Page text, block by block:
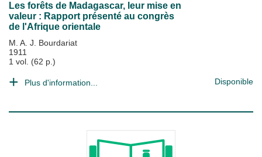
Les forêts de Madagascar, leur mise en
valeur : Rapport présenté au congrès
de l'Afrique orientale
M. A. J. Bourdariat
1911
1 vol. (62 p.)
Plus d'information... Disponible